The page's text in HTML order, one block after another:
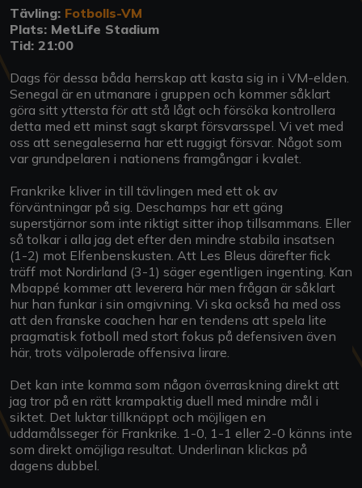
Tävling: Fotbolls-VM
Plats: MetLife Stadium
Tid: 21:00
Dags för dessa båda herrskap att kasta sig in i VM-elden.
Senegal är en utmanare i gruppen och kommer såklart
göra sitt yttersta för att stå lågt och försöka kontrollera
detta med ett minst sagt skarpt försvarsspel. Vi vet med
oss att senegaleserna har ett ruggigt försvar. Något som
var grundpelaren i nationens framgångar i kvalet.
Frankrike kliver in till tävlingen med ett ok av
förväntningar på sig. Deschamps har ett gäng
superstjärnor som inte riktigt sitter ihop tillsammans. Eller
så tolkar i alla jag det efter den mindre stabila insatsen
(1-2) mot Elfenbenskusten. Att Les Bleus därefter fick
träff mot Nordirland (3-1) säger egentligen ingenting. Kan
Mbappé kommer att leverera här men frågan är såklart
hur han funkar i sin omgivning. Vi ska också ha med oss
att den franske coachen har en tendens att spela lite
pragmatisk fotboll med stort fokus på defensiven även
här, trots välpolerade offensiva lirare.
Det kan inte komma som någon överraskning direkt att
jag tror på en rätt krampaktig duell med mindre mål i
siktet. Det luktar tillknäppt och möjligen en
uddamålsseger för Frankrike. 1-0, 1-1 eller 2-0 känns inte
som direkt omöjliga resultat. Underlinan klickas på
dagens dubbel.